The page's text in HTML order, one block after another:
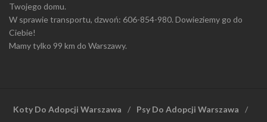
Twojego domu.
W sprawie transportu, dzwoń: 606-854-980. Dowieziemy go do
Ciebie!
Mamy tylko 99 km do Warszawy.
Koty Do Adopcji Warszawa
Psy Do Adopcji Warszawa